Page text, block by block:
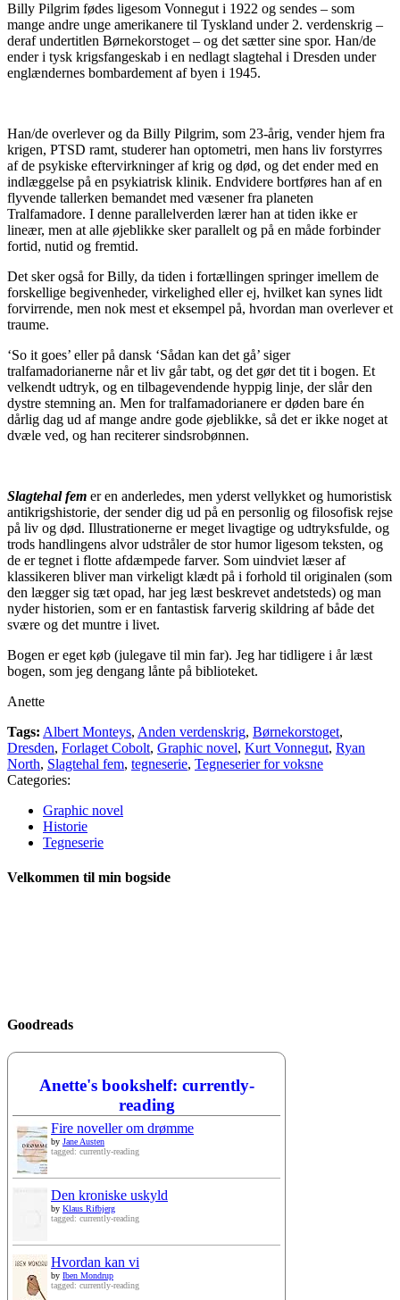
Billy Pilgrim fødes ligesom Vonnegut i 1922 og sendes – som
mange andre unge amerikanere til Tyskland under 2. verdenskrig –
deraf undertitlen Børnekorstoget – og det sætter sine spor. Han/de
ender i tysk krigsfangeskab i en nedlagt slagtehal i Dresden under
englændernes bombardement af byen i 1945.
Han/de overlever og da Billy Pilgrim, som 23-årig, vender hjem fra
krigen, PTSD ramt, studerer han optometri, men hans liv forstyrres
af de psykiske eftervirkninger af krig og død, og det ender med en
indlæggelse på en psykiatrisk klinik. Endvidere bortføres han af en
flyvende tallerken bemandet med væsener fra planeten
Tralfamadore. I denne parallelverden lærer han at tiden ikke er
lineær, men at alle øjeblikke sker parallelt og på en måde forbinder
fortid, nutid og fremtid.
Det sker også for Billy, da tiden i fortællingen springer imellem de
forskellige begivenheder, virkelighed eller ej, hvilket kan synes lidt
forvirrende, men nok mest et eksempel på, hvordan man overlever et
traume.
‘So it goes’ eller på dansk ‘Sådan kan det gå’ siger
tralfamadorianerne når et liv går tabt, og det gør det tit i bogen. Et
velkendt udtryk, og en tilbagevendende hyppig linje, der slår den
dystre stemning an. Men for tralfamadorianere er døden bare én
dårlig dag ud af mange andre gode øjeblikke, så det er ikke noget at
dvæle ved, og han reciterer sindsrobønnen.
Slagtehal fem er en anderledes, men yderst vellykket og humoristisk
antikrigshistorie, der sender dig ud på en personlig og filosofisk rejse
på liv og død. Illustrationerne er meget livagtige og udtryksfulde, og
trods handlingens alvor udstråler de stor humor ligesom teksten, og
de er tegnet i flotte afdæmpede farver. Som uindviet læser af
klassikeren bliver man virkeligt klædt på i forhold til originalen (som
den lægger sig tæt opad, har jeg læst beskrevet andetsteds) og man
nyder historien, som er en fantastisk farverig skildring af både det
svære og det muntre i livet.
Bogen er eget køb (julegave til min far). Jeg har tidligere i år læst
bogen, som jeg dengang lånte på biblioteket.
Anette
Tags: Albert Monteys, Anden verdenskrig, Børnekorstoget,
Dresden, Forlaget Cobolt, Graphic novel, Kurt Vonnegut, Ryan
North, Slagtehal fem, tegneserie, Tegneserier for voksne
Categories:
Graphic novel
Historie
Tegneserie
Velkommen til min bogside
Goodreads
Anette's bookshelf: currently-
reading
Fire noveller om drømme
by Jane Austen
tagged: currently-reading
Den kroniske uskyld
by Klaus Rifbjerg
tagged: currently-reading
Hvordan kan vi
by Iben Mondrup
tagged: currently-reading